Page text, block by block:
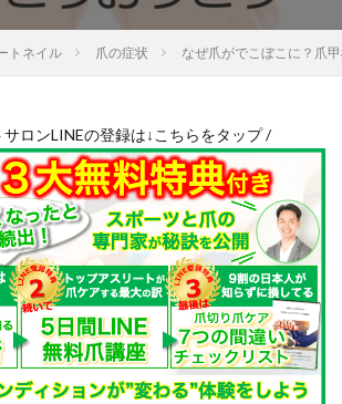
トネイル 爪の症状 なぜ爪がでこぼこに？爪
ロンLINEの登録は↓こちらをタップ /
野県 青森県 静岡県
香川県
検索